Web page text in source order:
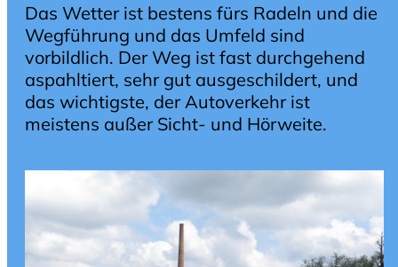
Das Wetter ist bestens fürs Radeln und die
Wegführung und das Umfeld sind
vorbildlich. Der Weg ist fast durchgehend
aspahltiert, sehr gut ausgeschildert, und
das wichtigste, der Autoverkehr ist
meistens außer Sicht- und Hörweite.